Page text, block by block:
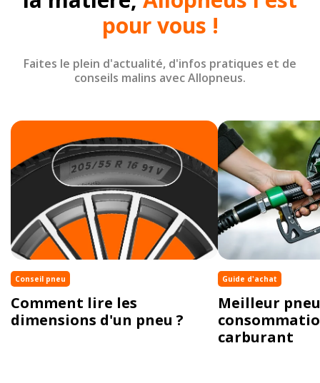
pour vous !
Faites le plein d'actualité, d'infos pratiques et de
conseils malins avec Allopneus.
Conseil pneu
Comment lire les
dimensions d'un pneu ?
Guide d'achat
Meilleur
carburant